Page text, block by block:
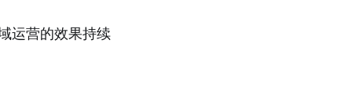
运营的效果持续